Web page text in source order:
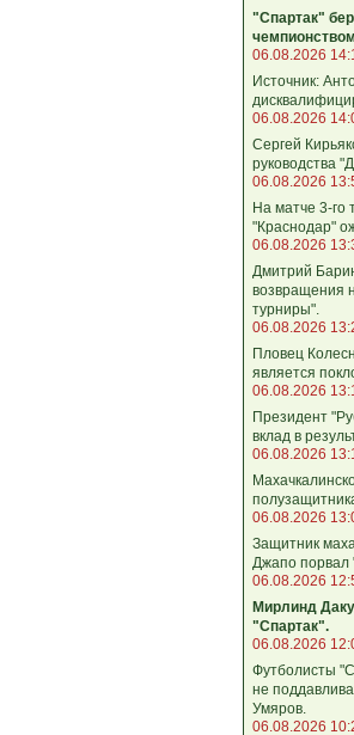
"Спартак"
06.08.2026
Источник:
06.08.2026
Сергей
руководства
06.08.2026
На матче 3-го
"Краснодар"
06.08.2026
Дмитрий
возвращения
турниры".
06.08.2026
Пловец
является
06.08.2026
Президент
вклад в
06.08.2026
06.08.2026
Защитник
Джапо порвал
06.08.2026
Мирлинд
"Спартак".
06.08.2026
Футболисты
не
Умяров.
06.08.2026